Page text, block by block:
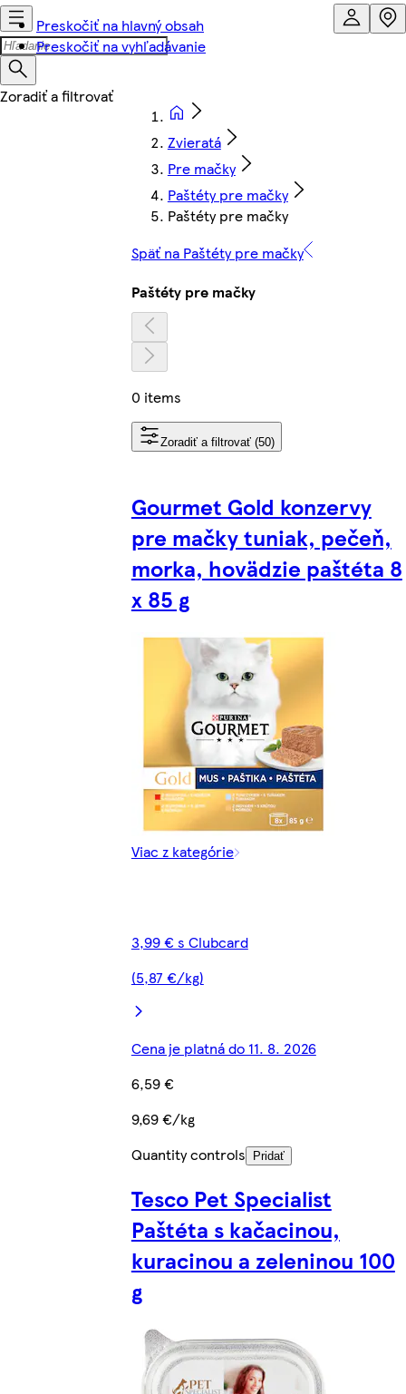
Preskočiť na hlavný obsah
Preskočiť na vyhľadávanie
Zvieratá
Pre mačky
Paštéty pre mačky
Paštéty pre mačky
Späť na Paštéty pre mačky
Paštéty pre mačky
0 items
Zoradiť a filtrovať (50)
Gourmet Gold konzervy
pre mačky tuniak, pečeň,
morka, hovädzie paštéta 8
x 85 g
Viac z kategórie
3,99 € s Clubcard
(5,87 €/kg)
Cena je platná do 11. 8. 2026
6,59 €
9,69 €/kg
Quantity controls
Pridať
Tesco Pet Specialist
Paštéta s kačacinou,
kuracinou a zeleninou 100
g